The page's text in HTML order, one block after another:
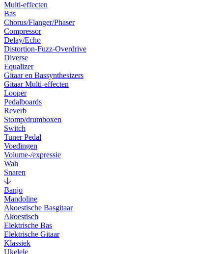
Multi-effecten
Bas
Chorus/Flanger/Phaser
Compressor
Delay/Echo
Distortion-Fuzz-Overdrive
Diverse
Equalizer
Gitaar en Bassynthesizers
Gitaar Multi-effecten
Looper
Pedalboards
Reverb
Stomp/drumboxen
Switch
Tuner Pedal
Voedingen
Volume-/expressie
Wah
Snaren
Banjo
Mandoline
Akoestische Basgitaar
Akoestisch
Elektrische Bas
Elektrische Gitaar
Klassiek
Ukelele